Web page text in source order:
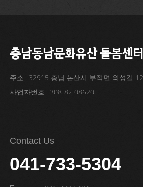
충남동남문화유산 돌봄센터
주소 32915 충남 논산시 부적면 외성길 12
사업자번호
308-82-08620
Contact Us
041-733-5304